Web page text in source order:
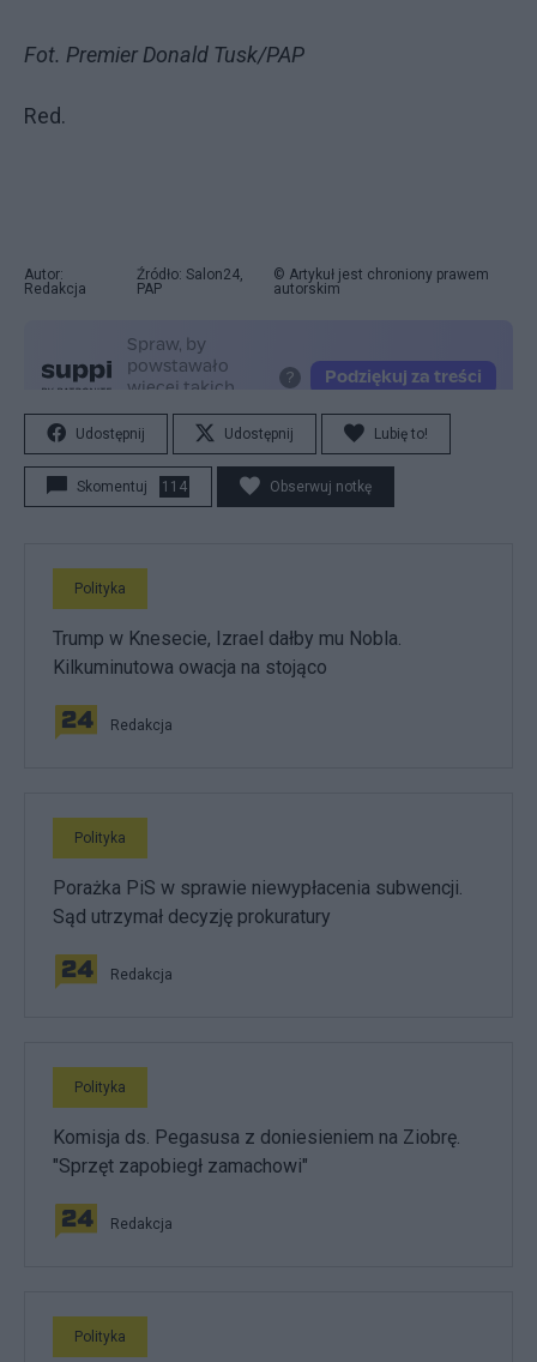
Fot. Premier Donald Tusk/PAP
Red.
Autor:
Redakcja
Źródło: Salon24,
PAP
© Artykuł jest chroniony prawem
autorskim
Udostępnij Udostępnij Lubię to!
Skomentuj 114 Obserwuj notkę
Polityka
Trump w Knesecie, Izrael dałby mu Nobla.
Kilkuminutowa owacja na stojąco
Redakcja
Polityka
Porażka PiS w sprawie niewypłacenia subwencji.
Sąd utrzymał decyzję prokuratury
Redakcja
Polityka
Komisja ds. Pegasusa z doniesieniem na Ziobrę.
"Sprzęt zapobiegł zamachowi"
Redakcja
Polityka